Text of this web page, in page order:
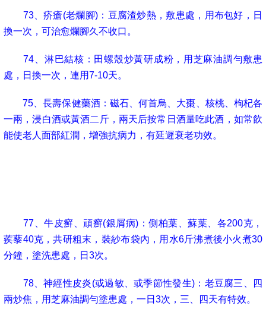
73、疥瘡(老爛腳)：豆腐渣炒熱，敷患處，用布包好，日
換一次，可治愈爛腳久不收口。
74 、淋巴結核：田螺殼炒黃研成粉，用芝麻油調勻敷患
處，日換一次，連用7-10天。
75 、長壽保健藥酒：磁石、何首烏、大棗、核桃、枸杞各
一兩，浸白酒或黃酒二斤，兩天后按常日酒量吃此酒，如常飲
能使老人面部紅潤，增強抗病力，有延遲衰老功效。
77 、牛皮癬、頑癬(銀屑病) ：側柏葉、蘇葉、各200克，
蒺藜40克，共研粗末，裝紗布袋內，用水6斤沸煮後小火煮30
分鐘，塗洗患處，日 3次。
78、神經性皮炎(或過敏、或季節性發生)：老豆腐三、四
兩炒焦，用芝麻油調勻塗患處，一日 3次，三、四天有特效。